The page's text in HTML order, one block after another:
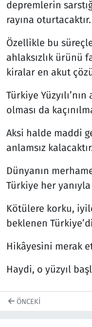
depremlerin
rayına oturtacaktır.
Özellikle bu
ahlaksızlık ürünü
kiralar en akut
Türkiye
olması da
Aksi halde maddi
anlamsız
Dünyanın
Türkiye her
Kötülere korku,
beklenen
Hikâyesini merak
Haydi, o yüzyıl
ÖNCEKI